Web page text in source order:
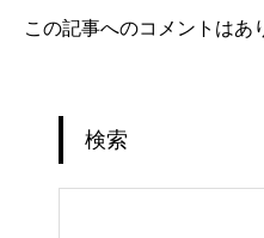
この記事へのコメントはあ
検索